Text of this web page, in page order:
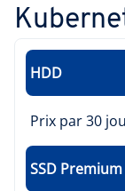
HDD
Prix par 30
SSD Premium